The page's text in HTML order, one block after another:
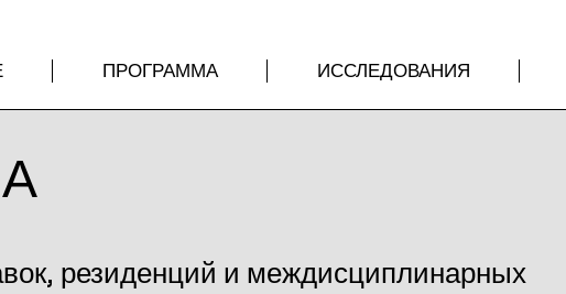
ПРОГРАММА ИССЛЕДОВАНИЯ
резиденций и междисциплинарных